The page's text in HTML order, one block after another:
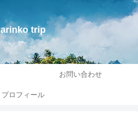
arinko trip
お問い合わせ
プロフィール